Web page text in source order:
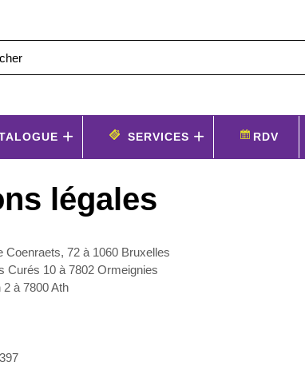
SERVICES RDV
légales
72 à 1060 Bruxelles
Curés 10 à 7802 Ormeignies
2 à 7800 Ath